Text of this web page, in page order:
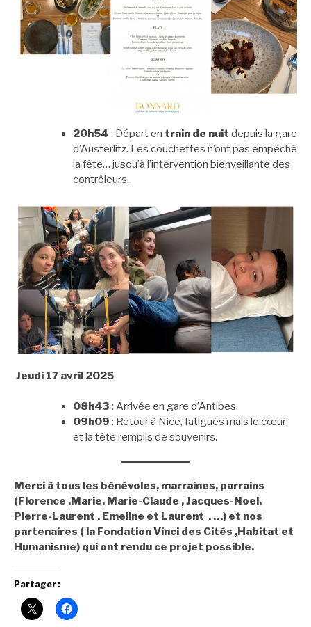
20h54 : Départ en train de nuit depuis la gare
d’Austerlitz. Les couchettes n’ont pas empêché
la fête… jusqu’à l’intervention bienveillante des
contrôleurs.
Jeudi 17 avril 2025
08h43 : Arrivée en gare d’Antibes.
09h09 : Retour à Nice, fatigués mais le cœur
et la tête remplis de souvenirs.
Merci à tous les bénévoles, marraines, parrains
(Florence ,Marie, Marie-Claude , Jacques-Noel,
Pierre-Laurent , Emeline et Laurent , …) et nos
partenaires ( la Fondation Vinci des Cités ,Habitat et
Humanisme) qui ont rendu ce projet possible.
Partager :